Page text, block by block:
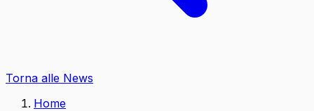
Torna alle News
Home